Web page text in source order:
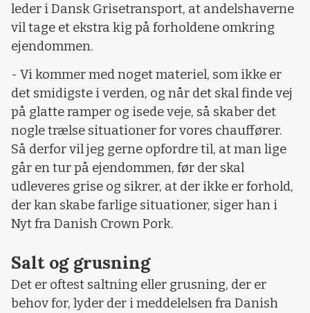
leder i Dansk Grisetransport, at andelshaverne
vil tage et ekstra kig på forholdene omkring
ejendommen.
- Vi kommer med noget materiel, som ikke er
det smidigste i verden, og når det skal finde vej
på glatte ramper og isede veje, så skaber det
nogle trælse situationer for vores chauffører.
Så derfor vil jeg gerne opfordre til, at man lige
går en tur på ejendommen, før der skal
udleveres grise og sikrer, at der ikke er forhold,
der kan skabe farlige situationer, siger han i
Nyt fra Danish Crown Pork.
Salt og grusning
Det er oftest saltning eller grusning, der er
behov for, lyder der i meddelelsen fra Danish